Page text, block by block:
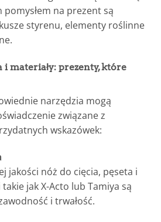
pomysłem na prezent są
styrenu, elementy roślinne
i materiały: prezenty, które
narzędzia mogą
związane z
wskazówek:
jakości nóż do cięcia, pęseta i
jak X-Acto lub Tamiya są
i trwałość.